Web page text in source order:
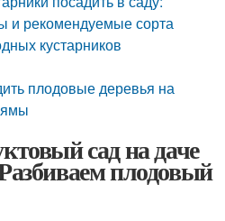
и рекомендуемые сорта
кустарников
плодовые деревья на
ямы
сад на даче
плодовый